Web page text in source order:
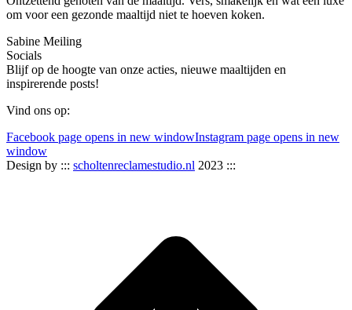
om voor een gezonde maaltijd niet te hoeven koken.
Sabine Meiling
Socials
Blijf op de hoogte van onze acties, nieuwe maaltijden en
inspirerende posts!
Vind ons op:
Facebook page opens in new windowInstagram page opens in new
window
Design by ::: scholtenreclamestudio.nl 2023 :::